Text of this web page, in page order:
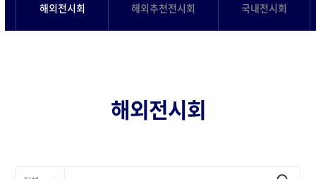
해외전시회 해외추천전시회 국내전시회
해외전시회